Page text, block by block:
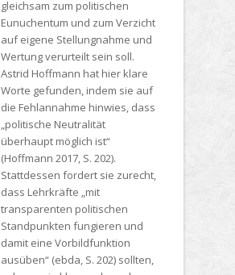
gleichsam zum politischen
Eunuchentum und zum Verzicht
auf eigene Stellungnahme und
Wertung verurteilt sein soll.
Astrid Hoffmann hat hier klare
Worte gefunden, indem sie auf
die Fehlannahme hinwies, dass
„politische Neutralität
überhaupt möglich ist“
(Hoffmann 2017, S. 202).
Stattdessen fordert sie zurecht,
dass Lehrkräfte „mit
transparenten politischen
Standpunkten fungieren und
damit eine Vorbildfunktion
ausüben“ (ebda, S. 202) sollten,